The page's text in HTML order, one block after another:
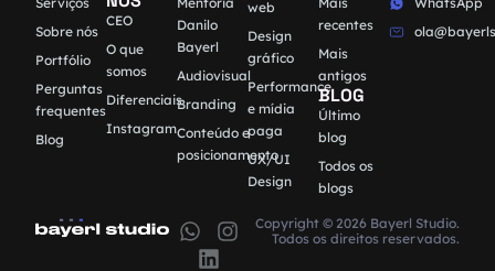
Sobre nós
Portfólio
Perguntas
frequentes
Blog
CEO
O que
somos
Diferenciais
Instagram
Danilo
Bayerl
Audiovisual
Branding
Conteúdo e
posicionamento
web
Design
gráfico
Performance
e mídia
paga
UX/UI
Design
recentes
Mais
antigos
BLOG
Último
blog
Todos os
blogs
Copyright © 2026 Bayerl Studio.
Todos os direitos reservados.